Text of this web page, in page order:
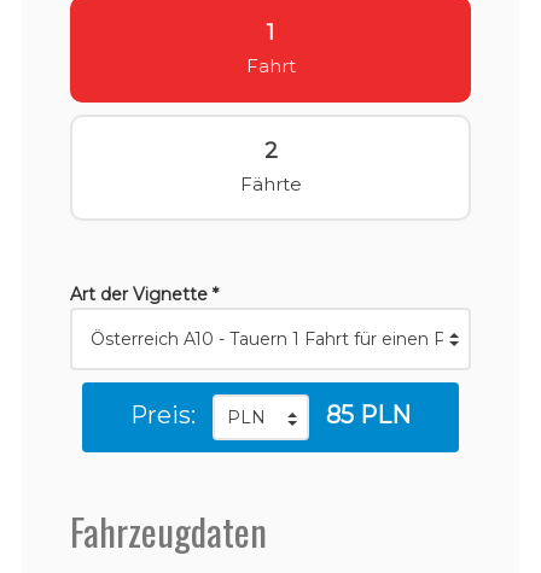
1
Fahrt
2
Fährte
Art der Vignette *
Preis: 85 PLN
Fahrzeugdaten